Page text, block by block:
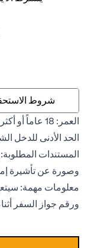
العمر: 18 عاماً أو أكثر.
الحد الأدنى للدخل الشهري
المستندات
وصورة عن تأشيرة
معلومات مهمة:
ورقم جواز السفر